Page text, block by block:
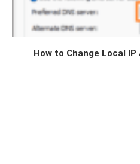
How to Change Local IP